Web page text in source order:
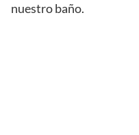
nuestro baño.